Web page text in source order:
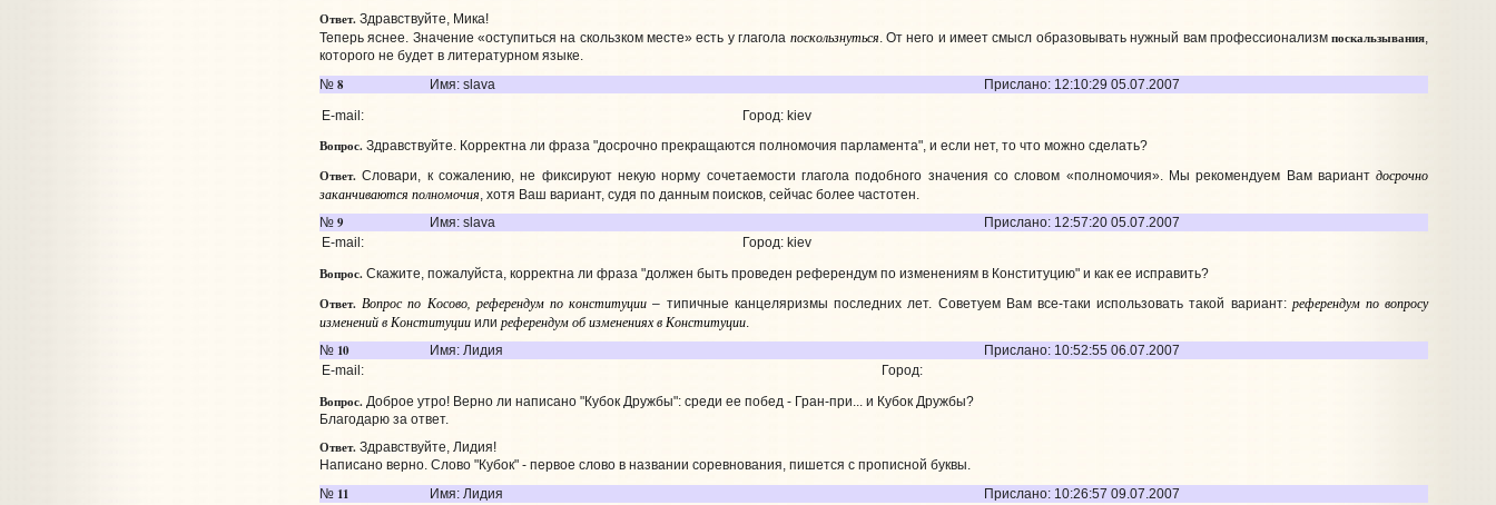
Ответ.Здравствуйте, Мика!
Теперь яснее. Значение «оступиться на скользком месте» есть у глагола поскользнуться. От него и имеет смысл образовывать нужный вам профессионализмпоскальзывания,
которого не будет в литературном языке.
№8 Имя: slava
Прислано: 12:10:29 05.07.2007
E-mail:
Город: kiev
Вопрос.Здравствуйте. Корректна ли фраза "досрочно прекращаются полномочия парламента", и если нет, то что можно сделать?
Ответ. Словари, к сожалению, не фиксируют некую норму сочетаемости глагола подобного значения со словом «полномочия». Мы рекомендуем Вам вариантдосрочно
заканчиваются полномочия , хотя Ваш вариант, судя по данным поисков, сейчас более частотен.
№9 Имя: slava
Прислано: 12:57:20 05.07.2007
E-mail:
Город: kiev
Вопрос.Скажите, пожалуйста, корректна ли фраза "должен быть проведен референдум по изменениям в Конституцию" и как ее исправить?
Ответ. Вопрос по Косово, референдум по конституции – типичные канцеляризмы последних лет. Советуем Вам все-таки использовать такой вариант: референдум по вопросу
изменений в Конституцииили референдум об изменениях в Конституции.
№10 Имя: Лидия
Прислано: 10:52:55 06.07.2007
E-mail:
Город:
Вопрос.Доброе утро! Верно ли написано "Кубок Дружбы": среди ее побед - Гран-при... и Кубок Дружбы?
Благодарю за ответ.
Ответ.Здравствуйте, Лидия!
Написано верно. Слово "Кубок" - первое слово в названии соревнования, пишется с прописной буквы.
№11 Имя: Лидия
Прислано: 10:26:57 09.07.2007